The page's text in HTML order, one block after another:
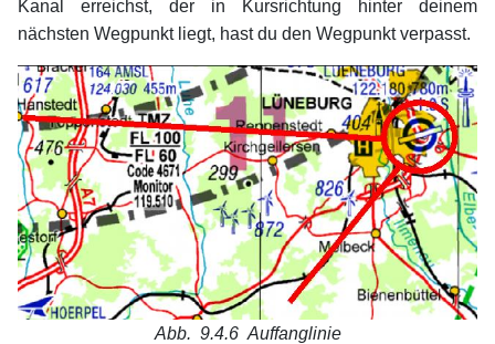
Kanal erreichst, der in Kursrichtung hinter deinem
nächsten Wegpunkt liegt, hast du den Wegpunkt verpasst.
Abb. 9.4.6 Auffanglinie